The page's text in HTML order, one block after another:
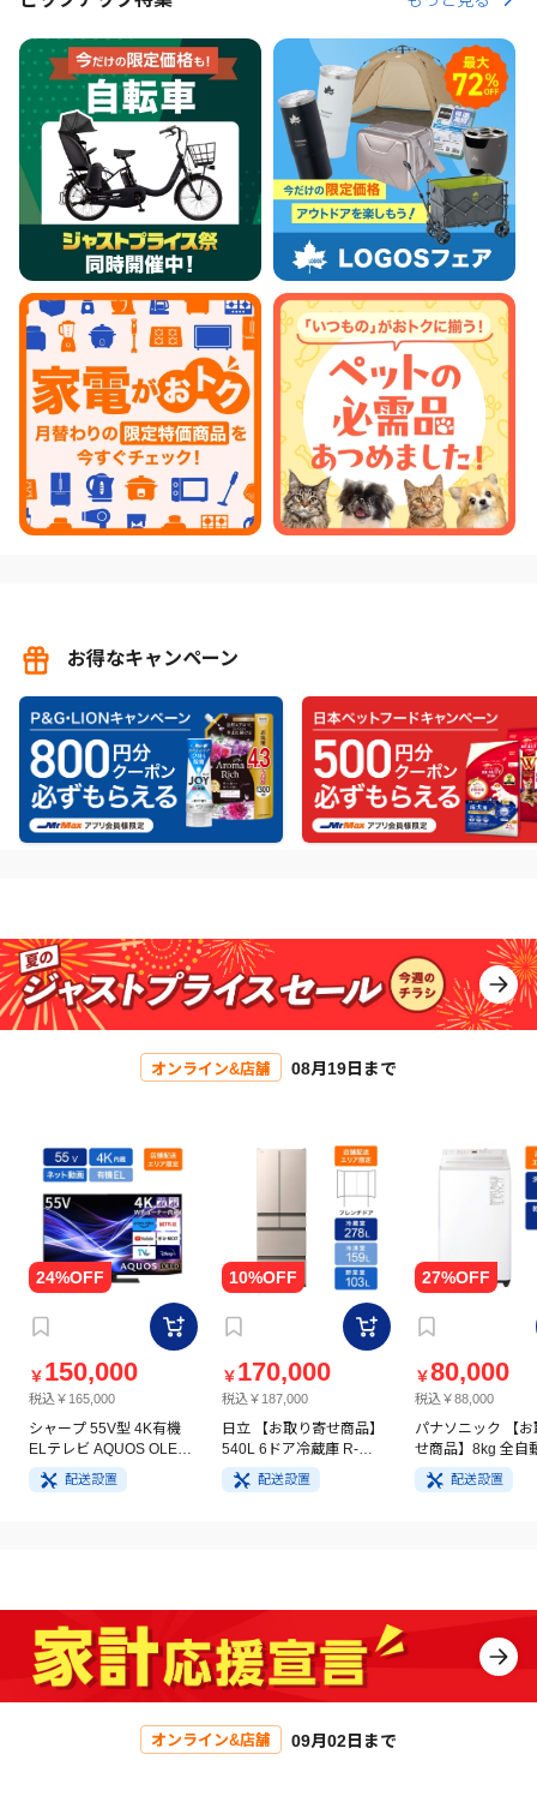
お得なキャンペーン
オンライン&店舗 08月19日まで
￥ 150,000
税込￥165,000
シャープ 55V型 4K有機
ELテレビ AQUOS OLED
4T-C55GQ3
配送設置
￥ 170,000
税込￥187,000
日立 【お取り寄せ商品】
540L 6ドア冷蔵庫 R-
HW54V(N) ライトゴール
ド
配送設置
￥80,000
税込￥88,000
パナソニック 【お
せ商品】8kg 全自
洗濯機 NA-
イト
配送設置
オンライン&店舗 09月02日まで